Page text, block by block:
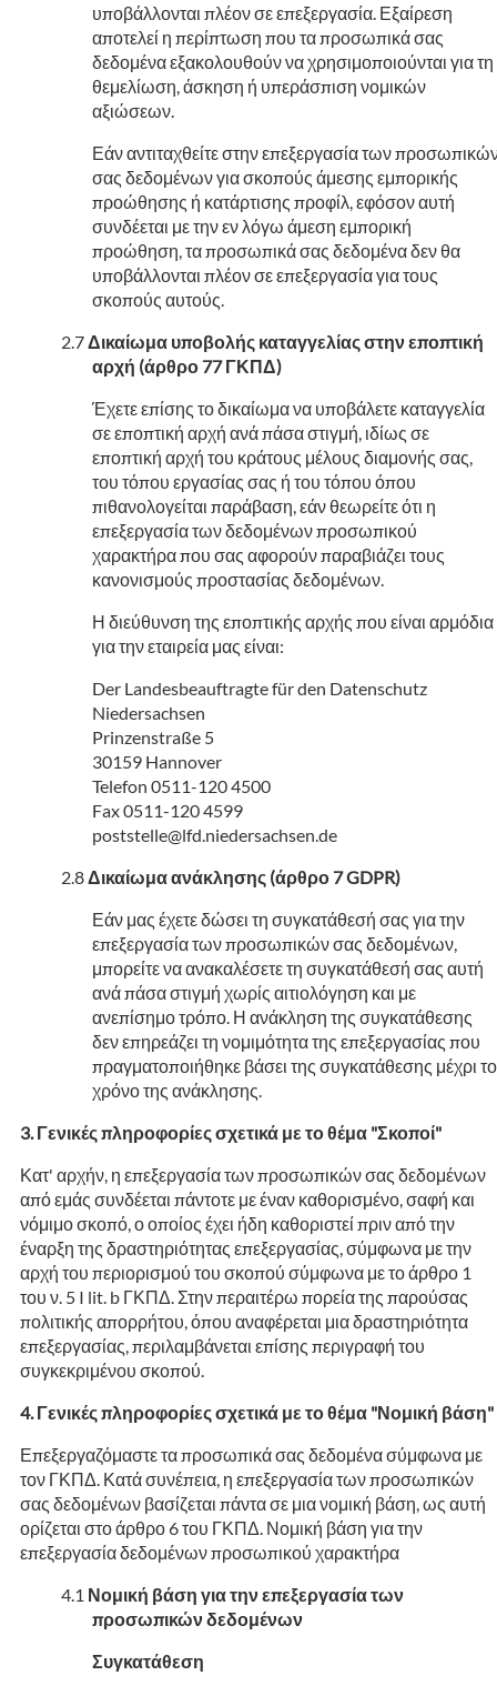
υποβάλλονται πλέον σε επεξεργασία. Εξαίρεση
αποτελεί η περίπτωση που τα προσωπικά σας
δεδομένα εξακολουθούν να χρησιμοποιούνται για τη
θεμελίωση, άσκηση ή υπεράσπιση νομικών
αξιώσεων.
Εάν αντιταχθείτε στην επεξεργασία των
σας δεδομένων για σκοπούς άμεσης εμπορικής
προώθησης ή κατάρτισης προφίλ, εφόσον αυτή
συνδέεται με την εν λόγω άμεση εμπορική
προώθηση, τα προσωπικά σας δεδομένα δεν θα
υποβάλλονται πλέον σε επεξεργασία για τους
σκοπούς αυτούς.
Δικαίωμα υποβολής καταγγελίας στην εποπτική
αρχή (άρθρο 77 ΓΚΠΔ)
Έχετε επίσης το δικαίωμα να υποβάλετε καταγγελία
σε εποπτική αρχή ανά πάσα στιγμή, ιδίως σε
εποπτική αρχή του κράτους μέλους διαμονής σας,
του τόπου εργασίας σας ή του τόπου όπου
πιθανολογείται παράβαση, εάν θεωρείτε ότι η
επεξεργασία των δεδομένων προσωπικού
χαρακτήρα που σας αφορούν παραβιάζει τους
κανονισμούς προστασίας δεδομένων.
Η διεύθυνση της εποπτικής αρχής που είναι αρμόδια
για την εταιρεία μας είναι:
Der Landesbeauftragte für den Datenschutz
Niedersachsen
Prinzenstraße 5
30159 Hannover
Telefon 0511-120 4500
Fax 0511-120 4599
poststelle@lfd.niedersachsen.de
Δικαίωμα ανάκλησης (άρθρο 7 GDPR)
Εάν μας έχετε δώσει τη συγκατάθεσή σας για την
επεξεργασία των προσωπικών σας δεδομένων,
μπορείτε να ανακαλέσετε τη συγκατάθεσή σας αυτή
ανά πάσα στιγμή χωρίς αιτιολόγηση και με
ανεπίσημο τρόπο. Η ανάκληση της συγκατάθεσης
δεν επηρεάζει τη νομιμότητα της επεξεργασίας που
πραγματοποιήθηκε βάσει της συγκατάθεσης μέχρι το
χρόνο της ανάκλησης.
Γενικές πληροφορίες σχετικά με το θέμα "Σκοποί"
Κατ' αρχήν, η επεξεργασία των προσωπικών σας δεδομένων
από εμάς συνδέεται πάντοτε με έναν καθορισμένο, σαφή και
νόμιμο σκοπό, ο οποίος έχει ήδη καθοριστεί πριν από την
έναρξη της δραστηριότητας επεξεργασίας, σύμφωνα με την
αρχή του περιορισμού του σκοπού σύμφωνα με το άρθρο 1
του ν. 5 I lit. b ΓΚΠΔ. Στην περαιτέρω πορεία της παρούσας
πολιτικής απορρήτου, όπου αναφέρεται μια δραστηριότητα
επεξεργασίας, περιλαμβάνεται επίσης περιγραφή του
συγκεκριμένου σκοπού.
Γενικές πληροφορίες σχετικά με το θέμα "Νομική βάση"
Επεξεργαζόμαστε τα προσωπικά σας δεδομένα σύμφωνα με
τον ΓΚΠΔ. Κατά συνέπεια, η επεξεργασία των προσωπικών
σας δεδομένων βασίζεται πάντα σε μια νομική βάση, ως αυτή
ορίζεται στο άρθρο 6 του ΓΚΠΔ. Νομική βάση για την
επεξεργασία δεδομένων προσωπικού χαρακτήρα
Νομική βάση για την επεξεργασία των
προσωπικών δεδομένων
Συγκατάθεση